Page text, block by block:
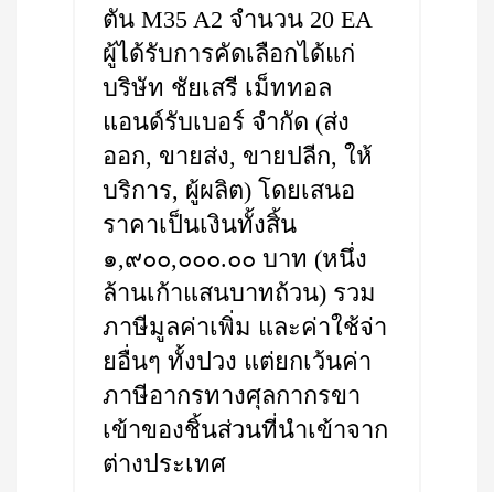
ตัน M35 A2 จำนวน 20 EA
ผู้ได้รับการคัดเลือกได้แก่
บริษัท ชัยเสรี เม็ททอล
แอนด์รับเบอร์ จำกัด (ส่ง
ออก, ขายส่ง, ขายปลีก, ให้
บริการ, ผู้ผลิต) โดยเสนอ
ราคาเป็นเงินทั้งสิ้น
๑,๙๐๐,๐๐๐.๐๐ บาท (หนึ่ง
ล้านเก้าแสนบาทถ้วน) รวม
ภาษีมูลค่าเพิ่ม และค่าใช้จ่า
ยอื่นๆ ทั้งปวง แต่ยกเว้นค่า
ภาษีอากรทางศุลกากรขา
เข้าของชิ้นส่วนที่นำเข้าจาก
ต่างประเทศ